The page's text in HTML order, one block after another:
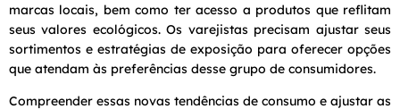
marcas locais, bem como ter acesso a produtos que reflitam
seus valores ecológicos. Os varejistas precisam ajustar seus
sortimentos e estratégias de exposição para oferecer opções
que atendam às preferências desse grupo de consumidores.
Compreender essas novas tendências de consumo e ajustar as